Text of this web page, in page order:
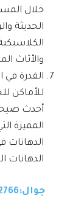
خلال
الحديثة
والأثاث
القدرة في
للأماكن
أحدث
المميزة
الدهانات
الدهانات
جوال:0545552766